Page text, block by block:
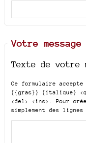
Votre message
Texte de votre
Ce formulaire
{{gras}} {italique}
<del> <ins> . Pour
simplement des